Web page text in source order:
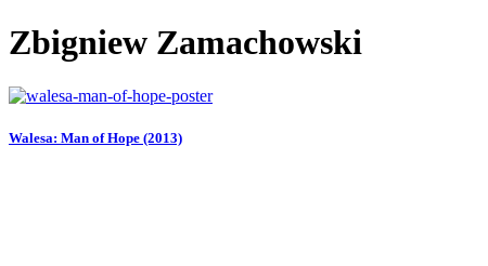
Zbigniew Zamachowski
Walesa: Man of Hope (2013)